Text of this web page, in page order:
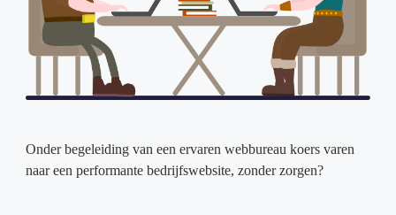
Onder begeleiding van een ervaren webbureau koers varen
naar een performante bedrijfswebsite, zonder zorgen?